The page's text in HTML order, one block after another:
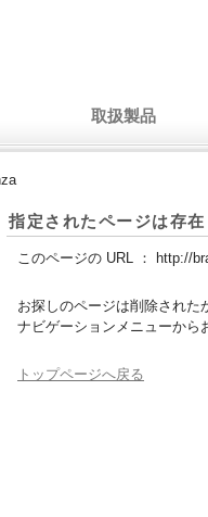
取扱製品
指定されたページは存
このページの URL ： http://
お探しのページは削除された
ナビゲーションメニューから
トップページへ戻る